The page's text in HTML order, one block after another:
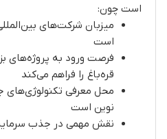
است چون:
میزبان شرکت‌های بین‌المللی
است
فرصت ورود به پروژه‌های
قره‌باغ را فراهم می‌کند
محل معرفی تکنولوژی‌های
نوین است
نقش مهمی در جذب